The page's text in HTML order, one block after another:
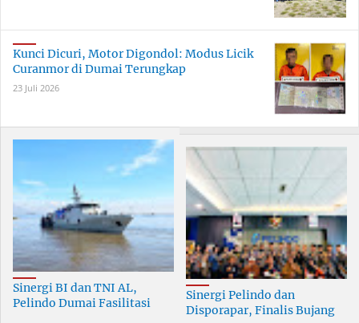
Kunci Dicuri, Motor Digondol: Modus Licik
Curanmor di Dumai Terungkap
23 Juli 2026
Sinergi BI dan TNI AL,
Pelindo Dumai Fasilitasi
Sinergi Pelindo dan
Disporapar, Finalis Bujang